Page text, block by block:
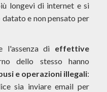
longevi di internet e si
datato e non pensato per
l'assenza di effettive
dello stesso hanno
e operazioni illegali:
sia inviare email per